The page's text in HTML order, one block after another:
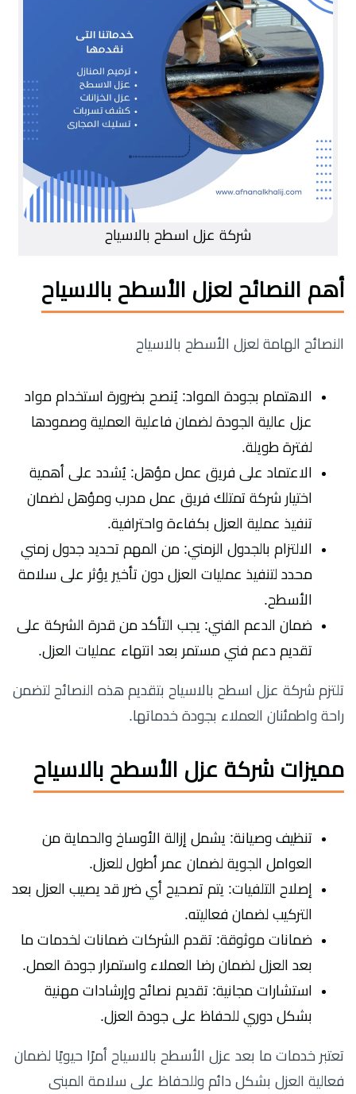
شركة عزل اسطح بالاسياح
أهم النصائح لعزل الأسطح بالاسياح
النصائح الهامة لعزل الأسطح بالاسياح
الاهتمام بجودة المواد: يُنصح بضرورة استخدام مواد
عزل عالية الجودة لضمان فاعلية العملية وصمودها
لفترة طويلة.
الاعتماد على فريق عمل مؤهل: يُشدد على أهمية
اختيار شركة تمتلك فريق عمل مدرب ومؤهل لضمان
تنفيذ عملية العزل بكفاءة واحترافية.
الالتزام بالجدول الزمني: من المهم تحديد جدول زمني
محدد لتنفيذ عمليات العزل دون تأخير يؤثر على سلامة
الأسطح.
ضمان الدعم الفني: يجب التأكد من قدرة الشركة على
تقديم دعم فني مستمر بعد انتهاء عمليات العزل.
تلتزم شركة عزل اسطح بالاسياح بتقديم هذه النصائح لتضمن
راحة واطمئنان العملاء بجودة خدماتها.
مميزات شركة عزل الأسطح بالاسياح
تنظيف وصيانة: يشمل إزالة الأوساخ والحماية من
العوامل الجوية لضمان عمر أطول للعزل.
إصلاح التلفيات: يتم تصحيح أي ضرر قد يصيب العزل بعد
التركيب لضمان فعاليته.
ضمانات موثوقة: تقدم الشركات ضمانات لخدمات ما
بعد العزل لضمان رضا العملاء واستمرار جودة العمل.
استشارات مجانية: تقديم نصائح وإرشادات مهنية
بشكل دوري للحفاظ على جودة العزل.
تعتبر خدمات ما بعد عزل الأسطح بالاسياح أمرًا حيويًا لضمان
فعالية العزل بشكل دائم وللحفاظ على سلامة المبنى